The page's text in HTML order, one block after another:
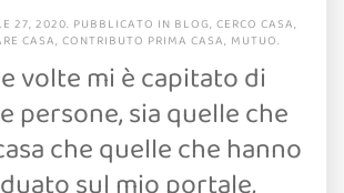
27, 2020. PUBBLICATO IN BLOG, CERCO CASA,
CASA, CONTRIBUTO PRIMA CASA, MUTUO.
volte mi è capitato di
persone, sia quelle che
che quelle che hanno